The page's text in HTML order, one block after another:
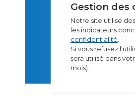
Gestion des
Notre site utilise
les indicateurs
confidentialité
Si vous refusez
sera utilisé dans
mois).